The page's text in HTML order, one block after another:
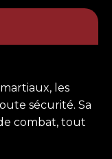
les
sécurité. Sa
combat, tout